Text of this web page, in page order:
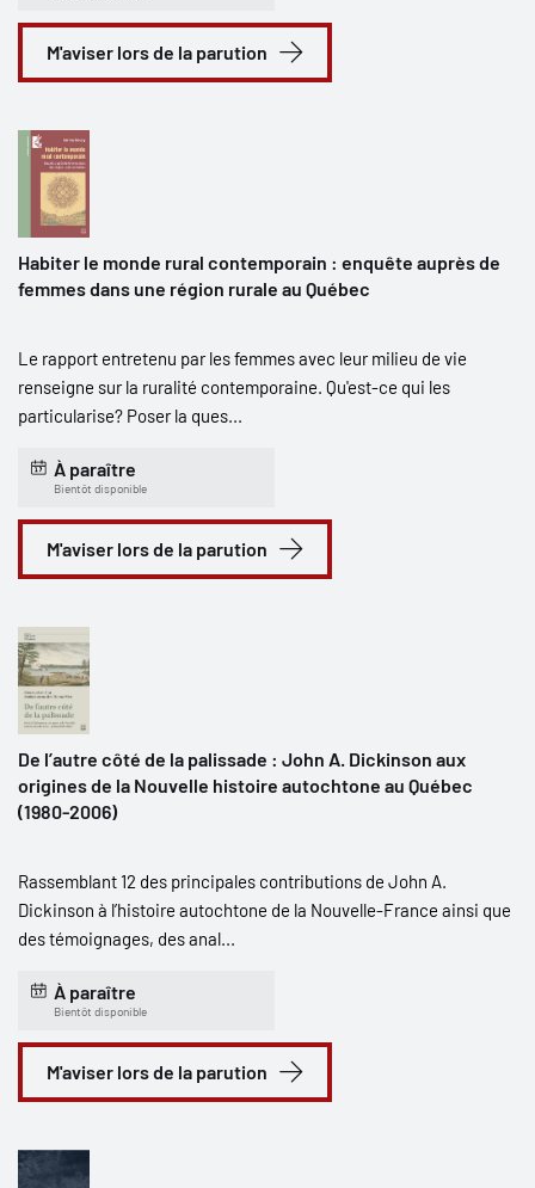
M'aviser lors de la parution
Habiter le monde rural contemporain : enquête auprès de
femmes dans une région rurale au Québec
Le rapport entretenu par les femmes avec leur milieu de vie
renseigne sur la ruralité contemporaine. Qu'est-ce qui les
particularise? Poser la ques...
À paraître
Bientôt disponible
M'aviser lors de la parution
De l’autre côté de la palissade : John A. Dickinson aux
origines de la Nouvelle histoire autochtone au Québec
(1980-2006)
Rassemblant 12 des principales contributions de John A.
Dickinson à l’histoire autochtone de la Nouvelle-France ainsi que
des témoignages, des anal...
À paraître
Bientôt disponible
M'aviser lors de la parution